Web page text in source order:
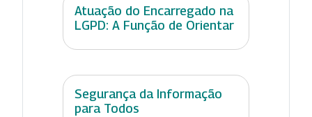
Atuação do Encarregado na
LGPD: A Função de Orientar
Segurança da Informação
para Todos